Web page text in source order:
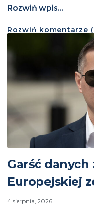
Rozwiń wpis...
Rozwiń komentarze (
Garść
Europejskiej
4 sierpnia, 2026